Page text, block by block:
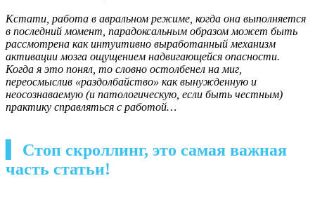
Кстати, работа в авральном режиме, когда она выполняется
в последний момент, парадоксальным образом может быть
рассмотрена как интуитивно выработанный механизм
активации мозга ощущением надвигающейся опасности.
Когда я это понял, то словно остолбенел на миг,
переосмыслив «раздолбайство» как вынужденную и
неосознаваемую (и патологическую, если быть честным)
практику справляться с работой…
▍ Стоп скроллинг, это самая важная
часть статьи!